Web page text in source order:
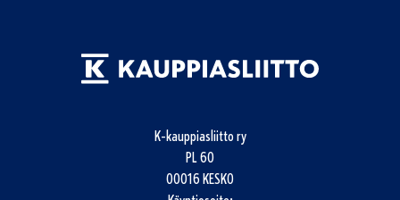
K-kauppiasliitto ry
PL 60
00016 KESKO